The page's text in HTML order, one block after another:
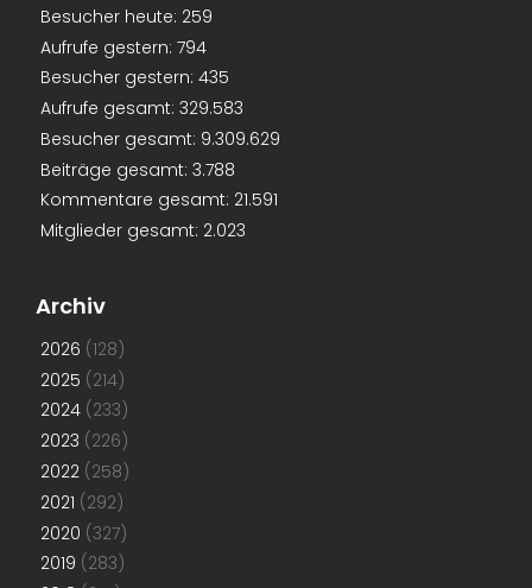
Besucher heute: 259
Aufrufe gestern: 794
Besucher gestern: 435
Aufrufe gesamt: 329.583
Besucher gesamt: 9.309.629
Beiträge gesamt: 3.788
Kommentare gesamt: 21.591
Mitglieder gesamt: 2.023
Archiv
2026 (128)
2025 (214)
2024 (233)
2023 (226)
2022 (258)
2021 (292)
2020 (327)
2019 (283)